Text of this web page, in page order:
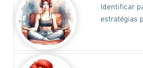
Identificar
estratégias